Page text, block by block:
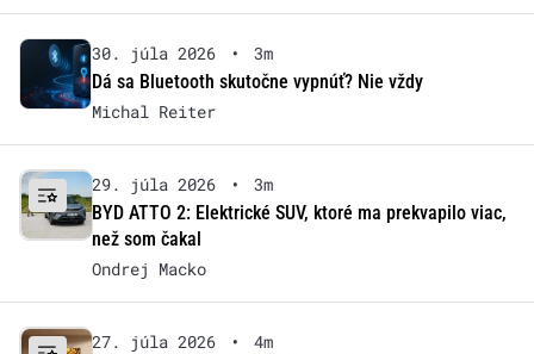
30. júla 2026 •
3m
Dá sa Bluetooth skutočne vypnúť? Nie vždy
Michal Reiter
29. júla 2026 •
3m
BYD ATTO 2: Elektrické SUV, ktoré ma prekvapilo viac,
než som čakal
Ondrej Macko
27. júla 2026 •
4m